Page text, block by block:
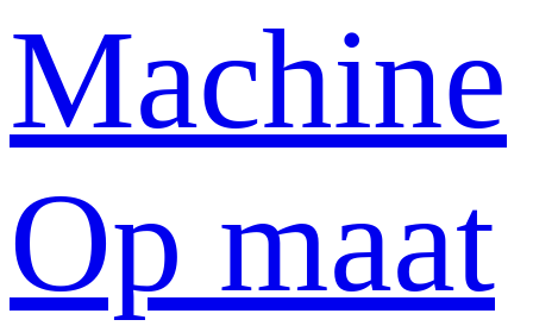
Machine
Op maat